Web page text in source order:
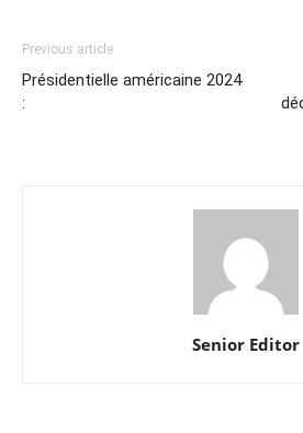
Previous article
Présidentielle américaine 2024
:
Senior Editor